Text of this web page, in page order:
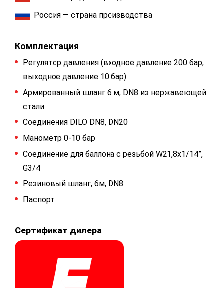
Россия — страна производства
Комплектация
Регулятор давления (входное давление 200 бар,
выходное давление 10 бар)
Армированный шланг 6 м, DN8 из нержавеющей
стали
Соединения DILO DN8, DN20
Манометр 0-10 бар
Соединение для баллона с резьбой W21,8x1/14”,
G3/4
Резиновый шланг, 6м, DN8
Паспорт
Сертификат дилера